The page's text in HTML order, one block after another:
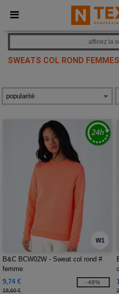
× Appli Ntextil
Meilleurs prix sur l’app !
SWEATS COL ROND
affinez la
W1
B&C BCW02W - Sweat col rond #
femme
9,74 €
18,60 €
-48%